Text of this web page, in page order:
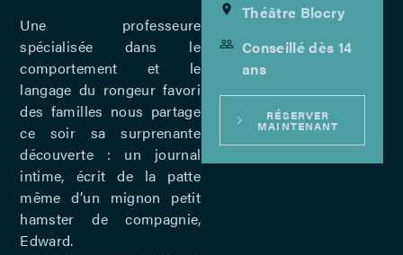
Une professeure
spécialisée dans le
comportement et le
langage du rongeur favori
des familles nous partage
ce soir sa surprenante
découverte : un journal
intime, écrit de la patte
même d’un mignon petit
hamster de compagnie,
Edward.
Théâtre Blocry
Conseillé dès 14
ans
RÉSERVER
MAINTENANT